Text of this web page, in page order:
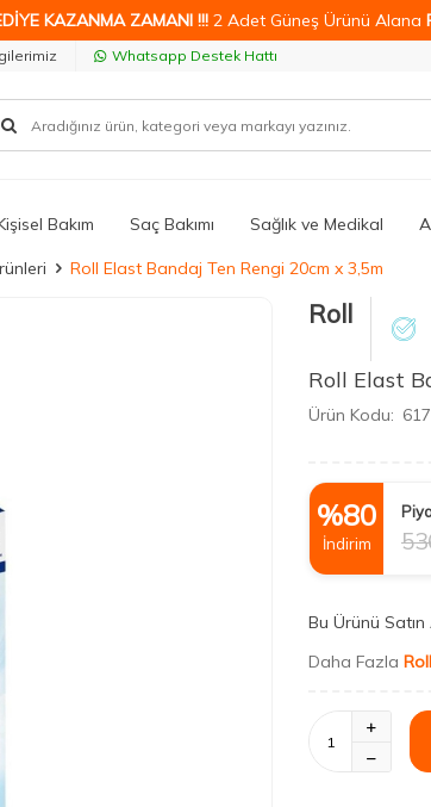
KAZANMA ZAMANI !!! 2 Adet Güneş Ürünü Alana
Whatsapp Destek Hattı
Bakım Saç Bakımı Sağlık ve Medikal
Roll Elast Bandaj Ten Rengi 20cm x 3,5m
Roll
Roll Elast
Ürün Kodu:
%80
İndirim
Bu Ürünü Satın
Daha Fazla Roll